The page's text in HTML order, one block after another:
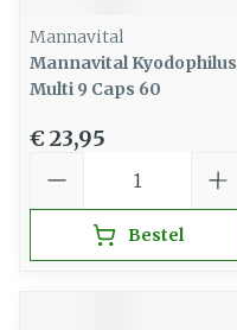
Mannavital
Mannavital Kyodophilus
Multi 9 Caps 60
€ 23,95
Bestel